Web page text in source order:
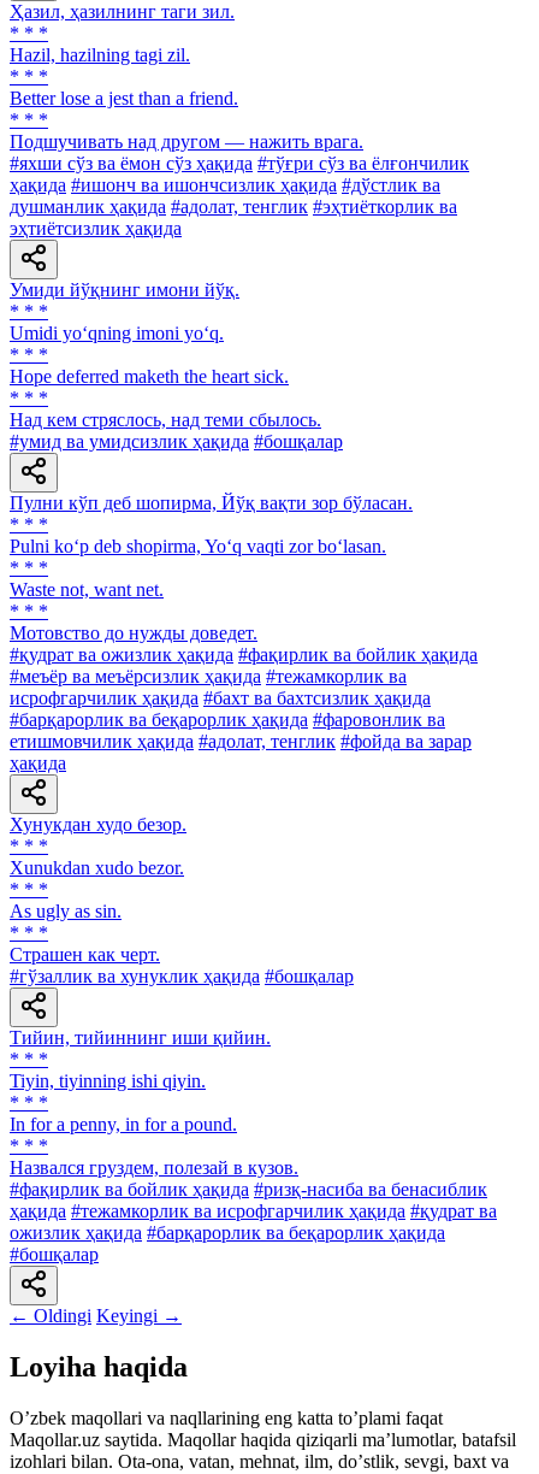
Ҳазил, ҳазилнинг таги зил.
* * *
Hazil, hazilning tagi zil.
* * *
Better lose a jest than a friend.
* * *
Подшучивать над другом — нажить врага.
#яхши сўз ва ёмон сўз ҳақида #тўғри сўз ва ёлғончилик
ҳақида #ишонч ва ишончсизлик ҳақида #дўстлик ва
душманлик ҳақида #адолат, тенглик #эҳтиёткорлик ва
эҳтиётсизлик ҳақида
Умиди йўқнинг имони йўқ.
* * *
Umidi yo‘qning imoni yo‘q.
* * *
Hope deferred maketh the heart sick.
* * *
Над кем стряслось, над теми сбылось.
#умид ва умидсизлик ҳақида #бошқалар
Пулни кўп деб шопирма, Йўқ вақти зор бўласан.
* * *
Pulni ko‘p deb shopirma, Yo‘q vaqti zor bo‘lasan.
* * *
Waste not, want net.
* * *
Мотовство до нужды доведет.
#қудрат ва ожизлик ҳақида #фақирлик ва бойлик ҳақида
#меъёр ва меъёрсизлик ҳақида #тежамкорлик ва
исрофгарчилик ҳақида #бахт ва бахтсизлик ҳақида
#барқарорлик ва беқарорлик ҳақида #фаровонлик ва
етишмовчилик ҳақида #адолат, тенглик #фойда ва зарар
ҳақида
Хунукдан худо безор.
* * *
Xunukdan хudo bezor.
* * *
As ugly as sin.
* * *
Страшен как черт.
#гўзаллик ва хунуклик ҳақида #бошқалар
Тийин, тийиннинг иши қийин.
* * *
Tiyin, tiyinning ishi qiyin.
* * *
In for a penny, in for a pound.
* * *
Назвался груздем, полезай в кузов.
#фақирлик ва бойлик ҳақида #ризқ-насиба ва бенасиблик
ҳақида #тежамкорлик ва исрофгарчилик ҳақида #қудрат ва
ожизлик ҳақида #барқарорлик ва беқарорлик ҳақида
#бошқалар
← Oldingi Keyingi →
Loyiha haqida
Oʼzbek maqollari va naqllarining eng katta toʼplami faqat
Maqollar.uz saytida. Maqollar haqida qiziqarli maʼlumotlar, batafsil
izohlari bilan. Ota-ona, vatan, mehnat, ilm, doʼstlik, sevgi, baxt va